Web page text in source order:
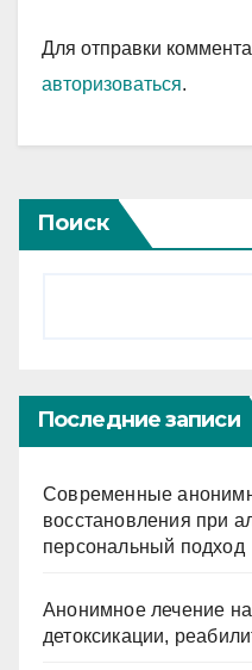
Для отправки
авторизоваться.
Поиск
Последние записи
Современные
восстановления при
персональный подход
Анонимное лечение
детоксикации,